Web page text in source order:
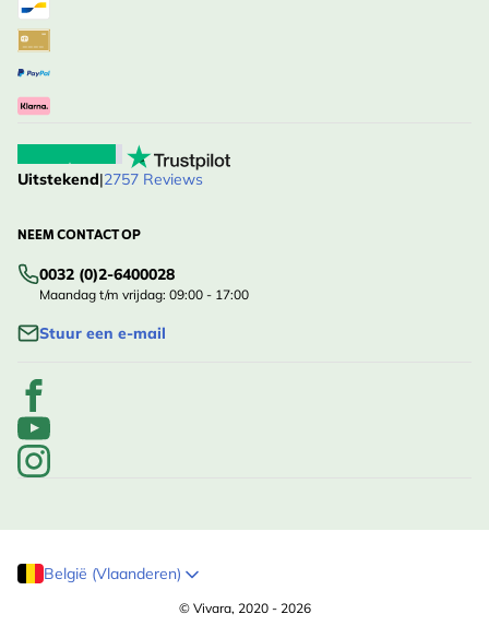
Uitstekend|2757 Reviews
NEEM CONTACT OP
0032 (0)2-6400028
Maandag t/m vrijdag: 09:00 - 17:00
Stuur een e-mail
België (Vlaanderen)
© Vivara, 2020 - 2026